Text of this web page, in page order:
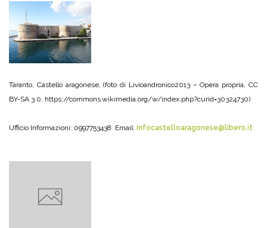
Taranto, Castello aragonese, (foto di Livioandronico2013 – Opera propria, CC
BY-SA 3.0, https://commons.wikimedia.org/w/index.php?curid=30324730)
Ufficio Informazioni: 0997753438 Email: infocastelloaragonese@libero.it